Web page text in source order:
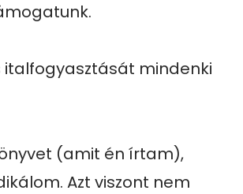
italfogyasztását mindenki
(amit én írtam),
Azt viszont nem